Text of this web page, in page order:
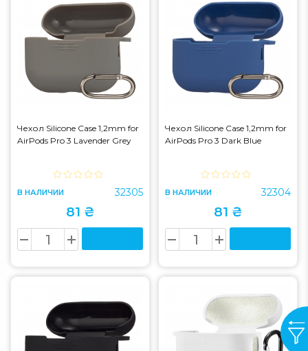
Чехол Silicone Case 1,2mm for
AirPods Pro 3 Lavender Grey
В НАЛИЧИИ 32305
81 ₴
Чехол Silicone Case 1,2mm for
AirPods Pro 3 Dark Blue
В НАЛИЧИИ 32304
81 ₴